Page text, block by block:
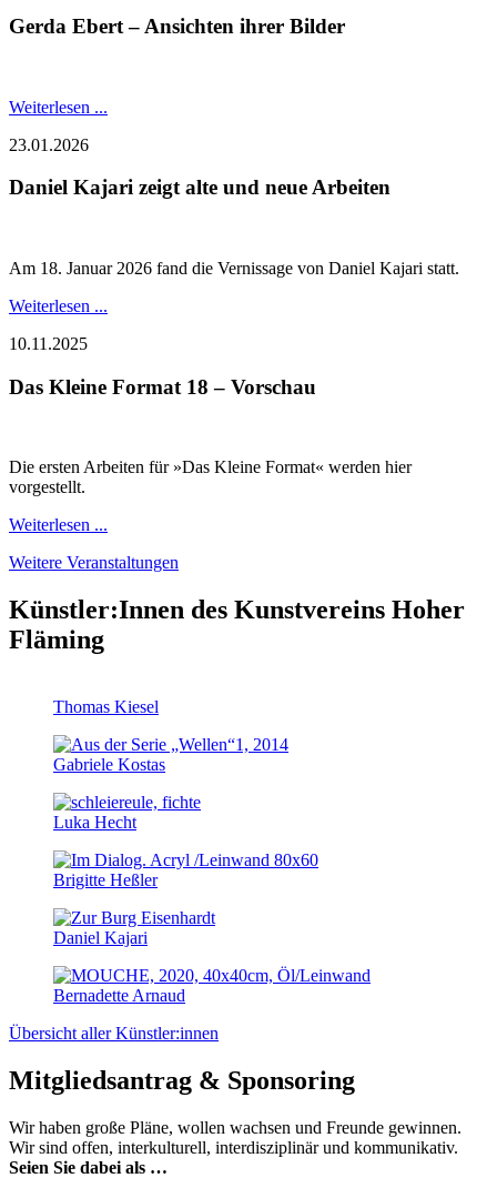
Gerda Ebert – Ansichten ihrer Bilder
Weiterlesen ...
23.01.2026
Daniel Kajari zeigt alte und neue Arbeiten
Am 18. Januar 2026 fand die Vernissage von Daniel Kajari statt.
Weiterlesen ...
10.11.2025
Das Kleine Format 18 – Vorschau
Die ersten Arbeiten für »Das Kleine Format« werden hier
vorgestellt.
Weiterlesen ...
Weitere Veranstaltungen
Künstler:Innen des Kunstvereins Hoher
Fläming
Thomas Kiesel
Gabriele Kostas
Luka Hecht
Brigitte Heßler
Daniel Kajari
Bernadette Arnaud
Übersicht aller Künstler:innen
Mitgliedsantrag & Sponsoring
Wir haben große Pläne, wollen wachsen und Freunde gewinnen.
Wir sind offen, interkulturell, interdisziplinär und kommunikativ.
Seien Sie dabei als …